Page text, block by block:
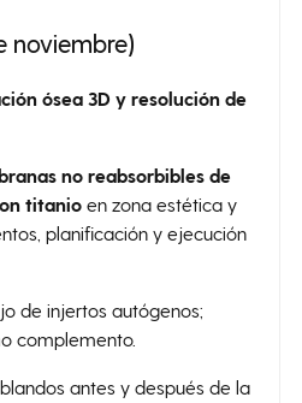
noviembre)
ósea 3D y resolución de
no reabsorbibles de
titanio en zona estética y
planificación y ejecución
de injertos autógenos;
complemento.
antes y después de la